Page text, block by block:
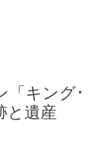
「キング･
と遺産